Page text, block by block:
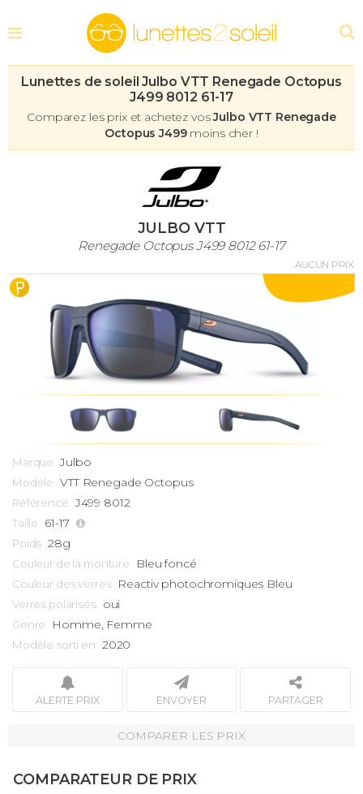
Lunettes de soleil Julbo VTT Renegade Octopus
J499 8012 61-17
Comparez les prix et achetez vosJulbo VTT Renegade
Octopus J499moins cher !
JULBO VTT
Renegade Octopus J499 8012 61-17
AUCUN PRIX
-
Marque Julbo
Modèle VTTRenegade Octopus
Référence J499 8012
Taille 61-17
Poids 28g
Couleur de la monture Bleu foncé
Couleur des verres Reactiv photochromiques Bleu
Verres polarisés oui
Genre Homme, Femme
Modèle sorti en 2020
ALERTE PRIX ENVOYER PARTAGER
COMPARER LES PRIX
COMPARATEUR DE PRIX